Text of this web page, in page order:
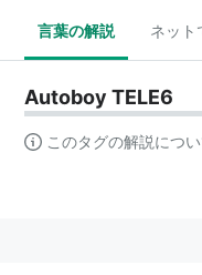
言葉の解説 ネット
Autoboy TELE6
このタグの解説につ